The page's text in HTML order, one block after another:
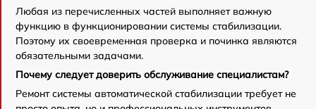
Любая из перечисленных частей выполняет важную
функцию в функционировании системы стабилизации.
Поэтому их своевременная проверка и починка являются
обязательными задачами.
Почему следует доверить обслуживание специалистам?
Ремонт системы автоматической стабилизации требует не